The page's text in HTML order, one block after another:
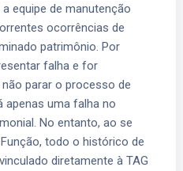
equipe de manutenção
ocorrências de
patrimônio. Por
falha e for
parar o processo de
apenas uma falha no
No entanto, ao se
todo o histórico de
diretamente à TAG